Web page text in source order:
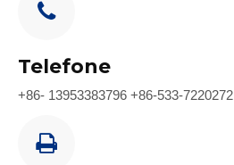
Telefone
+86- 13953383796 +86-533-7220272